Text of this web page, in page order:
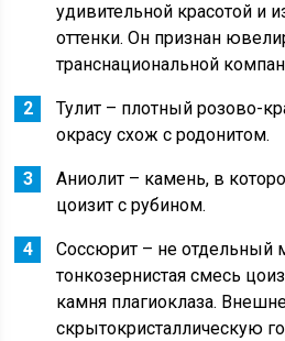
удивительной красотой и
оттенки. Он признан
транснациональной
Тулит – плотный розово-
окрасу схож с родонитом.
Аниолит – камень, в
цоизит с рубином.
Соссюрит – не отдельный
тонкозернистая смесь
камня плагиоклаза.
скрытокристаллическую